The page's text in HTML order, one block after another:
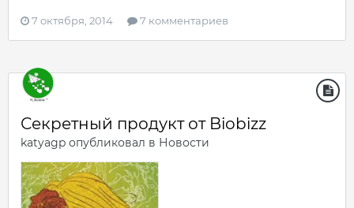
7 октября, 2014 7 комментариев
Секретный продукт от Biobizz
katyagp опубликовал в Новости